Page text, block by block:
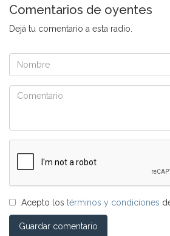
Comentarios de oyentes
Dejá tu comentario a esta radio.
Acepto los términos y condiciones
Guardar comentario